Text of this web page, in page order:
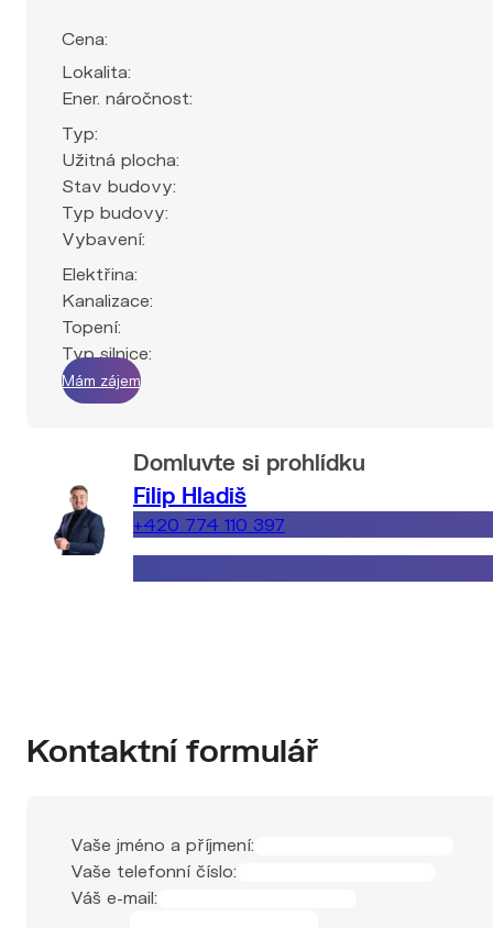
Cena:
Lokalita:
Ener. náročnost:
Typ:
Užitná plocha:
Stav budovy:
Typ budovy:
Vybavení:
Elektřina:
Kanalizace:
Topení:
Typ silnice:
Mám zájem
Domluvte si prohlídku
Filip Hladiš
+420 774 110 397
Kontaktní formulář
Vaše jméno a příjmení:
Vaše telefonní číslo:
Váš e-mail: